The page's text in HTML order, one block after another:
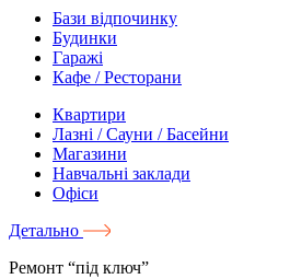
Бази відпочинку
Будинки
Гаражі
Кафе / Ресторани
Квартири
Лазні / Сауни / Басейни
Магазини
Навчальні заклади
Офіси
Детально
Ремонт “під ключ”